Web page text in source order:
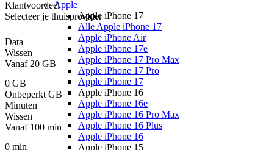
Apple
Apple iPhone 17
Alle Apple iPhone 17
Apple iPhone Air
Apple iPhone 17e
Apple iPhone 17 Pro Max
Apple iPhone 17 Pro
Apple iPhone 17
Apple iPhone 16
Apple iPhone 16e
Apple iPhone 16 Pro Max
Apple iPhone 16 Plus
Apple iPhone 16
Apple iPhone 15
Klantvoordeel
Selecteer je thuisprovider
Data
Wissen
Vanaf 20 GB
0 GB
Onbeperkt GB
Minuten
Wissen
Vanaf 100 min
0 min